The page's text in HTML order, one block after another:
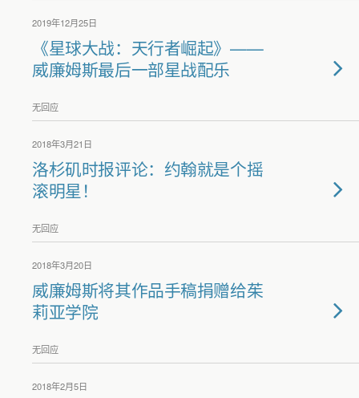
2019年12月25日
《星球大战：天行者崛起》——
威廉姆斯最后一部星战配乐
无回应
2018年3月21日
洛杉矶时报评论：约翰就是个摇
滚明星！
无回应
2018年3月20日
威廉姆斯将其作品手稿捐赠给茱
莉亚学院
无回应
2018年2月5日